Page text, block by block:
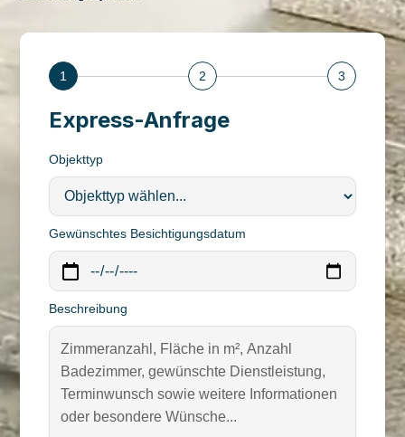
1 2 3
Express-Anfrage
Objekttyp
Gewünschtes Besichtigungsdatum
Beschreibung